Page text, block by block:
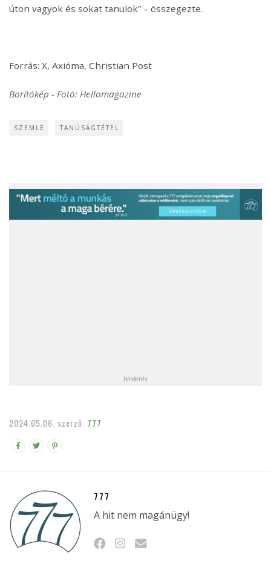
úton vagyok és sokat tanulok” – összegezte.
Forrás: X, Axióma, Christian Post
Borítókép - Fotó: Hellomagazine
SZEMLE TANÚSÁGTÉTEL
hirdetés
2024.05.06. szerző: 777
777
A hit nem magánügy!